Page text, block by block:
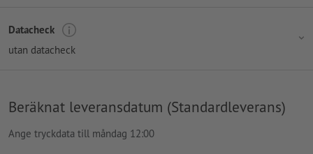
Datacheck
utan datacheck
Beräknat leveransdatum (Standardleverans)
Ange tryckdata till måndag 12:00